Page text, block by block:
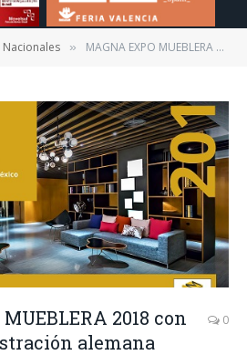
Nacionales » MAGNA EXPO MUEBLERA 2018 con nueva administración alemana
2018 con
alemana
0